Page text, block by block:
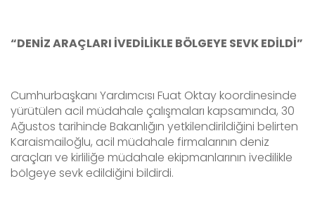
“DENİZ ARAÇLARI İVEDİLİKLE BÖLGEYE SEVK EDİLDİ”
Cumhurbaşkanı Yardımcısı Fuat Oktay koordinesinde
yürütülen acil müdahale çalışmaları kapsamında, 30
Ağustos tarihinde Bakanlığın yetkilendirildiğini belirten
Karaismailoğlu, acil müdahale firmalarının deniz
araçları ve kirliliğe müdahale ekipmanlarının ivedilikle
bölgeye sevk edildiğini bildirdi.